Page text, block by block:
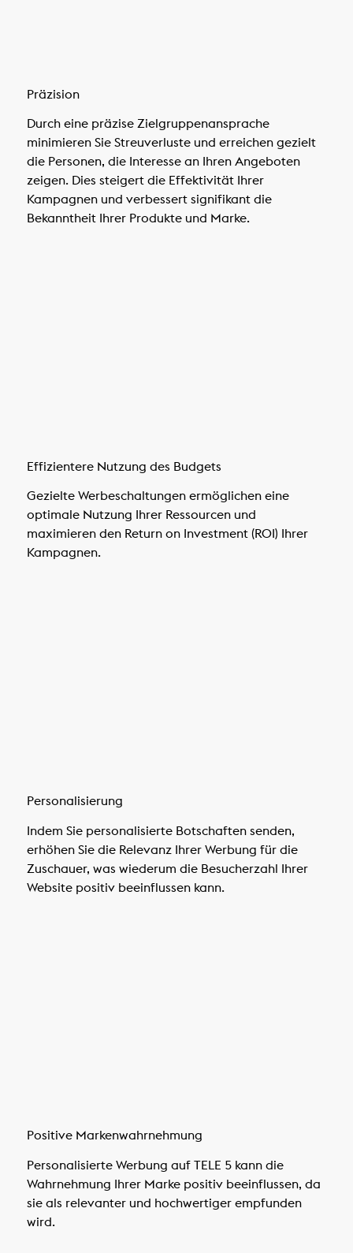
Präzision
Durch eine präzise Zielgruppenansprache
minimieren Sie Streuverluste und erreichen gezielt
die Personen, die Interesse an Ihren Angeboten
zeigen. Dies steigert die Effektivität Ihrer
Kampagnen und verbessert signifikant die
Bekanntheit Ihrer Produkte und Marke.
Effizientere Nutzung des Budgets
Gezielte Werbeschaltungen ermöglichen eine
optimale Nutzung Ihrer Ressourcen und
maximieren den Return on Investment (ROI) Ihrer
Kampagnen.
Personalisierung
Indem Sie personalisierte Botschaften senden,
erhöhen Sie die Relevanz Ihrer Werbung für die
Zuschauer, was wiederum die Besucherzahl Ihrer
Website positiv beeinflussen kann.
Positive Markenwahrnehmung
Personalisierte Werbung auf TELE 5 kann die
Wahrnehmung Ihrer Marke positiv beeinflussen, da
sie als relevanter und hochwertiger empfunden
wird.